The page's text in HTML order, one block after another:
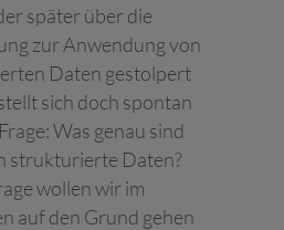
später über die
zur Anwendung von
Daten gestolpert
sich doch spontan
Was genau sind
strukturierte Daten?
wollen wir im
auf den Grund gehen
das letzte Mal am 09/07/2026 von
dabei, eine Webseite nutzbar zu
wie Seitennavigation und
der Webseite ermöglichen. Die
nicht richtig funktionieren.